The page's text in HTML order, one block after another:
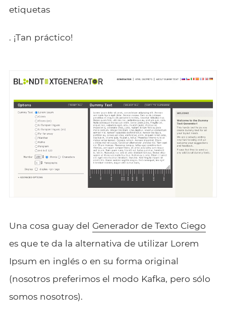
etiquetas
. ¡Tan práctico!
Una cosa guay del Generador de Texto Ciego
es que te da la alternativa de utilizar Lorem
Ipsum en inglés o en su forma original
(nosotros preferimos el modo Kafka, pero sólo
somos nosotros).